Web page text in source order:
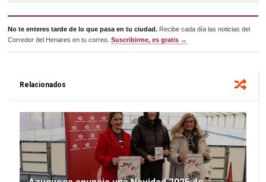
No te enteres tarde de lo que pasa en tu ciudad. Recibe cada día las noticias del
Corredor del Henares en tu correo.Suscribirme, es gratis →
Relacionados